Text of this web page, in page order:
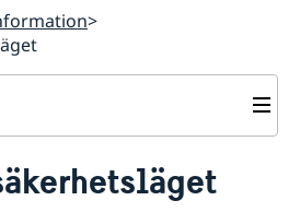
Mauretanien